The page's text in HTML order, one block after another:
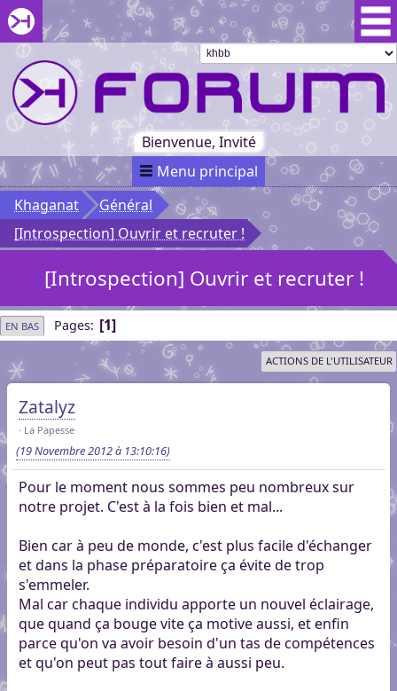
Aller au menu du forum
Aller au contenu du forum
Aller à la recherche dans le forum
Passer le
menu
Khaganat
au début
du menu
Khaganat
Bienvenue, Invité
Menu principal
Khaganat
Général
[Introspection] Ouvrir et recruter !
[Introspection] Ouvrir et recruter !
EN BAS Pages 1
ACTIONS DE L'UTILISATEUR
Zatalyz
La Papesse
(19 Novembre 2012 à 13:10:16)
Pour le moment nous sommes peu nombreux sur
notre projet. C'est à la fois bien et mal...
Bien car à peu de monde, c'est plus facile d'échanger
et dans la phase préparatoire ça évite de trop
s'emmeler.
Mal car chaque individu apporte un nouvel éclairage,
que quand ça bouge vite ça motive aussi, et enfin
parce qu'on va avoir besoin d'un tas de compétences
et qu'on peut pas tout faire à aussi peu.